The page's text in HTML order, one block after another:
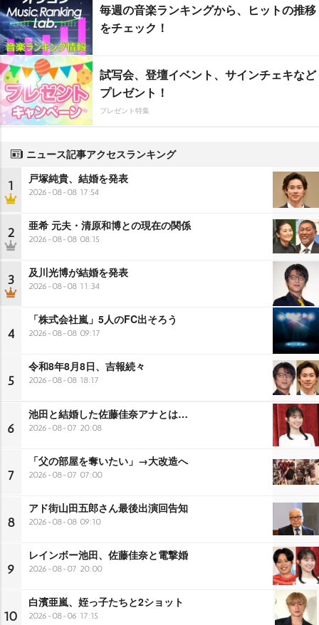
毎週の音楽ランキングから、ヒットの推移
をチェック！
試写会、登壇イベント、サインチェキなど
プレゼント！
プレゼント特集
ニュース記事アクセスランキング
1 戸塚純貴、結婚を発表
2026-08-08 17:54
2 亜希 元夫・清原和博との現在の関係
2026-08-08 08:15
3 及川光博が結婚を発表
2026-08-08 11:34
4
「株式会社嵐」5人のFC出そろう
2026-08-08 09:17
5
令和8年8月8日、吉報続々
2026-08-08 18:17
6
池田と結婚した佐藤佳奈アナとは…
2026-08-07 20:08
7
「父の部屋を奪いたい」→大改造へ
2026-08-07 07:00
8
アド街山田五郎さん最後出演回告知
2026-08-08 09:10
9
レインボー池田、佐藤佳奈と電撃婚
2026-08-07 20:00
10
白濱亜嵐、姪っ子たちと2ショット
2026-08-06 17:15